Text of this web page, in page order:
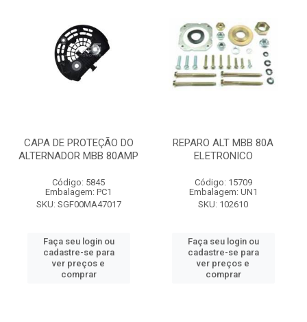
CAPA DE PROTEÇÃO DO
ALTERNADOR MBB 80AMP
Código: 5845
Embalagem: PC1
SKU: SGF00MA47017
Faça seu login ou
cadastre-se para
ver preços e
comprar
REPARO ALT MBB 80A
ELETRONICO
Código: 15709
Embalagem: UN1
SKU: 102610
Faça seu login ou
cadastre-se para
ver preços e
comprar